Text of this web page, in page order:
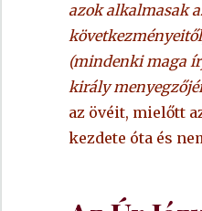
azok alkalmasak
(mindenki maga
király
az övéit, mielőtt
kezdete óta és